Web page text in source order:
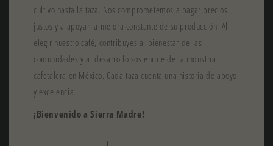
cultivo hasta la taza. Nos comprometemos a pagar precios
justos y a apoyar la mejora constante de su producción. Al
elegir nuestro café, contribuyes al bienestar de las
comunidades y al desarrollo sostenible de la industria
cafetalera en México. Cada taza cuenta una historia de apoyo
y excelencia.
¡Bienvenido a Sierra Madre!